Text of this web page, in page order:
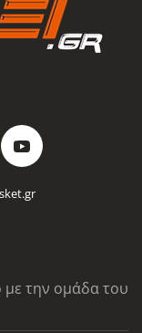
με την ομάδα του